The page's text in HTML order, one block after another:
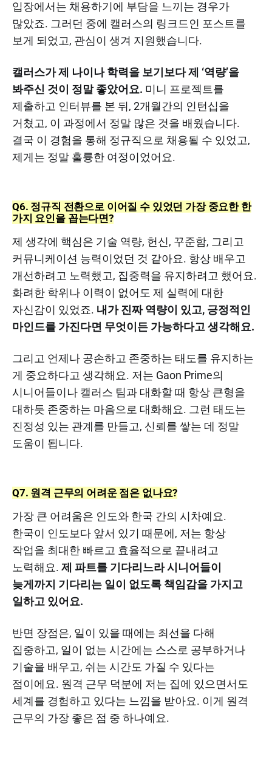
입장에서는 채용하기에 부담을 느끼는 경우가
많았죠. 그러던 중에 캘러스의 링크드인 포스트를
보게 되었고, 관심이 생겨 지원했습니다.
캘러스가 제 나이나 학력을 보기보다 제 ‘역량’을
봐주신 것이 정말 좋았어요. 미니 프로젝트를
제출하고 인터뷰를 본 뒤, 2개월간의 인턴십을
거쳤고, 이 과정에서 정말 많은 것을 배웠습니다.
결국 이 경험을 통해 정규직으로 채용될 수 있었고,
제게는 정말 훌륭한 여정이었어요.
Q6. 정규직 전환으로 이어질 수 있었던 가장 중요한 한
가지 요인을 꼽는다면?
제 생각에 핵심은 기술 역량, 헌신, 꾸준함, 그리고
커뮤니케이션 능력이었던 것 같아요. 항상 배우고
개선하려고 노력했고, 집중력을 유지하려고 했어요.
화려한 학위나 이력이 없어도 제 실력에 대한
자신감이 있었죠. 내가 진짜 역량이 있고, 긍정적인
마인드를 가진다면 무엇이든 가능하다고 생각해요.
그리고 언제나 공손하고 존중하는 태도를 유지하는
게 중요하다고 생각해요. 저는 Gaon Prime의
시니어들이나 캘러스 팀과 대화할 때 항상 큰형을
대하듯 존중하는 마음으로 대화해요. 그런 태도는
진정성 있는 관계를 만들고, 신뢰를 쌓는 데 정말
도움이 됩니다.
Q7. 원격 근무의 어려운 점은 없나요?
가장 큰 어려움은 인도와 한국 간의 시차예요.
한국이 인도보다 앞서 있기 때문에, 저는 항상
작업을 최대한 빠르고 효율적으로 끝내려고
노력해요. 제 파트를 기다리느라 시니어들이
늦게까지 기다리는 일이 없도록 책임감을 가지고
일하고 있어요.
반면 장점은, 일이 있을 때에는 최선을 다해
집중하고, 일이 없는 시간에는 스스로 공부하거나
기술을 배우고, 쉬는 시간도 가질 수 있다는
점이에요. 원격 근무 덕분에 저는 집에 있으면서도
세계를 경험하고 있다는 느낌을 받아요. 이게 원격
근무의 가장 좋은 점 중 하나예요.